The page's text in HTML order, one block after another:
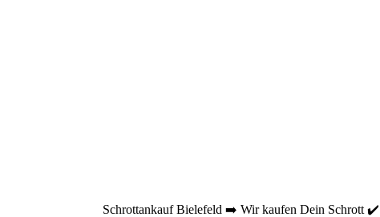
Schrottankauf Bielefeld ➡️ Wir kaufen Dein Schrott ✔️